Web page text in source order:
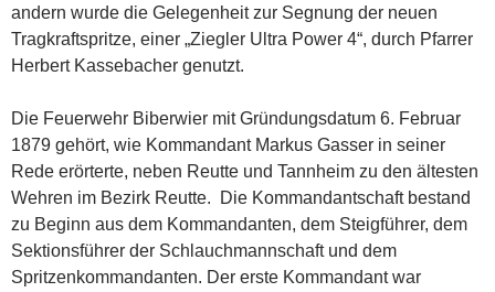
andern wurde die Gelegenheit zur Segnung der neuen
Tragkraftspritze, einer „Ziegler Ultra Power 4“, durch Pfarrer
Herbert Kassebacher genutzt.
Die Feuerwehr Biberwier mit Gründungsdatum 6. Februar
1879 gehört, wie Kommandant Markus Gasser in seiner
Rede erörterte, neben Reutte und Tannheim zu den ältesten
Wehren im Bezirk Reutte. Die Kommandantschaft bestand
zu Beginn aus dem Kommandanten, dem Steigführer, dem
Sektionsführer der Schlauchmannschaft und dem
Spritzenkommandanten. Der erste Kommandant war